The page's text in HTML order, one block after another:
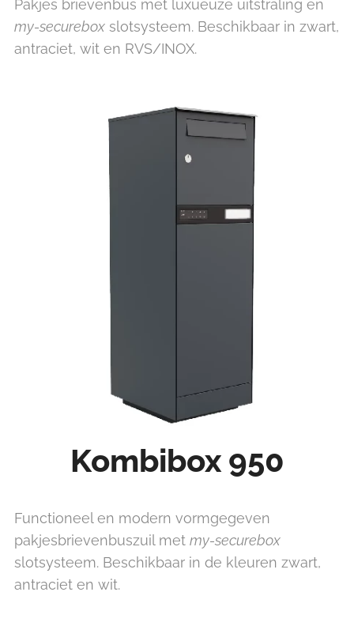
Pakjes brievenbus met luxueuze uitstraling en
my-securebox slotsysteem. Beschikbaar in zwart,
antraciet, wit en RVS/INOX.
Kombibox 950
Functioneel en modern vormgegeven
pakjesbrievenbuszuil met my-securebox
slotsysteem. Beschikbaar in de kleuren zwart,
antraciet en wit.